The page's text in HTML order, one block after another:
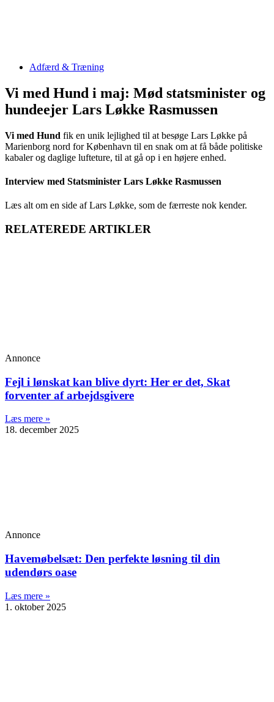
Adfærd & Træning
Vi med Hund i maj: Mød statsminister og
hundeejer Lars Løkke Rasmussen
Vi med Hund fik en unik lejlighed til at besøge Lars Løkke på
Marienborg nord for København til en snak om at få både politiske
kabaler og daglige lufteture, til at gå op i en højere enhed.
Interview med Statsminister Lars Løkke Rasmussen
Læs alt om en side af Lars Løkke, som de færreste nok kender.
RELATEREDE ARTIKLER
Annonce
Fejl i lønskat kan blive dyrt: Her er det, Skat
forventer af arbejdsgivere
Læs mere »
18. december 2025
Annonce
Havemøbelsæt: Den perfekte løsning til din
udendørs oase
Læs mere »
1. oktober 2025